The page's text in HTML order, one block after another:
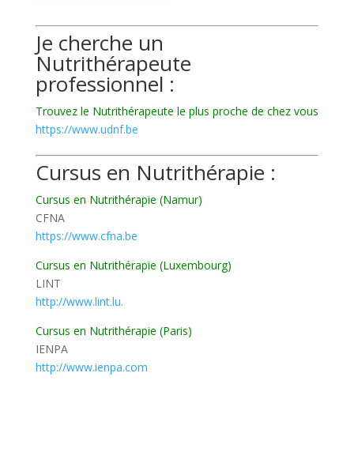
Je cherche un
Nutrithérapeute
professionnel :
Trouvez le Nutrithérapeute le plus proche de chez vous
https://www.udnf.be
Cursus en Nutrithérapie :
Cursus en Nutrithérapie (Namur)
CFNA
https://www.cfna.be
Cursus en Nutrithérapie (Luxembourg)
LINT
http://www.lint.lu.
Cursus en Nutrithérapie (Paris)
IENPA
http://www.ienpa.com